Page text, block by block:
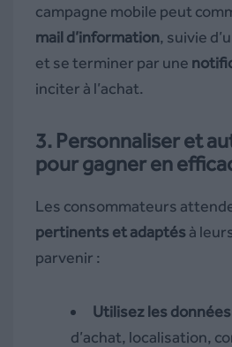
campagne mobile peut
mail d’information, suivie
et se terminer par une
inciter à l’achat.
3. Personnaliser et
pour gagner en
Les consommateurs
pertinents et adaptésà
parvenir :
Utilisez les
d’achat, localisation,